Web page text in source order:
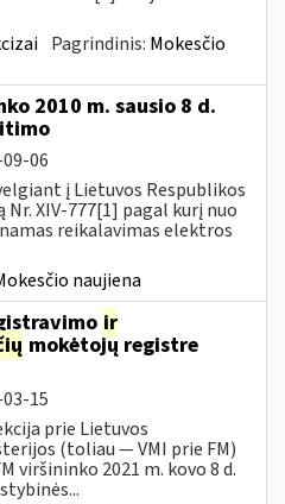
Pagrindinis: Mokesčio
2010 m. sausio 8 d.
06
į Lietuvos Respublikos
XIV-777[1] pagal kurį nuo
reikalavimas elektros
naujiena
ir
mokėtojų registre
15
prie Lietuvos
(toliau ― VMI prie FM)
viršininko 2021 m. kovo 8 d.